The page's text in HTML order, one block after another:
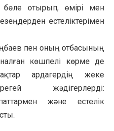
отырып, өмірі мен
естеліктерімен
пен оның отбасының
көшпелі көрме де
ардагердің жеке
жәдігерлерді:
және естелік